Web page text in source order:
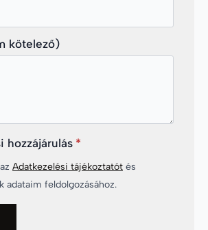
kötelező)
hozzájárulás *
Adatkezelési tájékoztatót és
adataim feldolgozásához.